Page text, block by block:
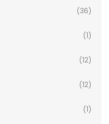
(36)
(1)
(12)
(12)
(1)